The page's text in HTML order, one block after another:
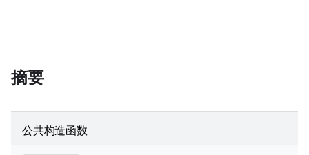
摘要
公共构造函数